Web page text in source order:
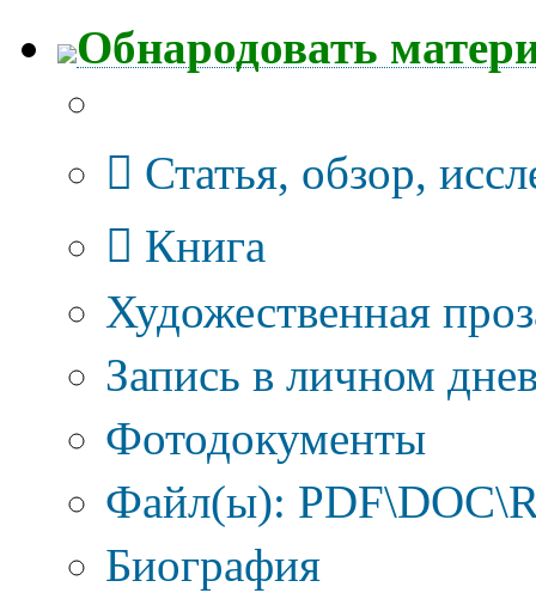
Обнародовать
Статья, обзор,
Книга
Художественная
Запись в личном
Фотодокументы
Файл(ы):
Биография